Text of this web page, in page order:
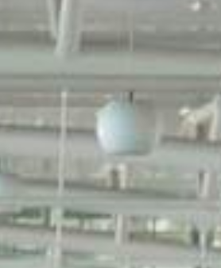
Marseille